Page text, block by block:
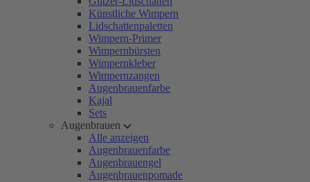
Künstliche Wimpern
Lidschattenpaletten
Wimpern-Primer
Wimpernbürsten
Wimpernkleber
Wimpernzangen
Augenbrauenfarbe
Kajal
Sets
Augenbrauen
Alle anzeigen
Augenbrauenfarbe
Augenbrauengel
Augenbrauenpomade